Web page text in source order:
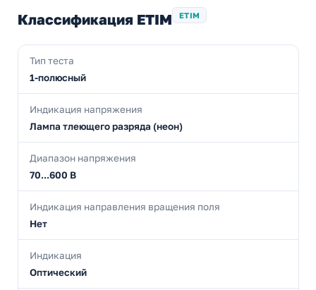
Классификация ETIM ETIM
Тип теста
1-полюсный
Индикация напряжения
Лампа тлеющего разряда (неон)
Диапазон напряжения
70...600 В
Индикация направления вращения поля
Нет
Индикация
Оптический